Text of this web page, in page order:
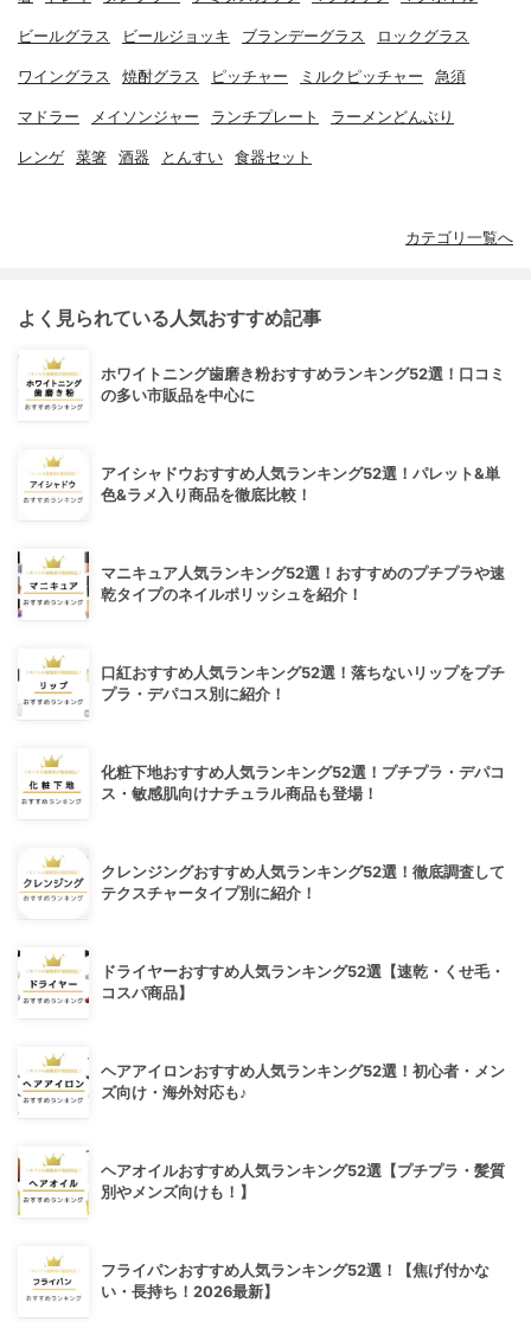
ビールグラス ビールジョッキ ブランデーグラス ロックグラス
ワイングラス 焼酎グラス ピッチャー ミルクピッチャー 急須
マドラー メイソンジャー ランチプレート ラーメンどんぶり
レンゲ 菜箸 酒器 とんすい 食器セット
カテゴリ一覧へ
よく見られている人気おすすめ記事
ホワイトニング歯磨き粉おすすめランキング52選！口コミ
の多い市販品を中心に
アイシャドウおすすめ人気ランキング52選！パレット&単
色&ラメ入り商品を徹底比較！
マニキュア人気ランキング52選！おすすめのプチプラや速
乾タイプのネイルポリッシュを紹介！
口紅おすすめ人気ランキング52選！落ちないリップをプチ
プラ・デパコス別に紹介！
化粧下地おすすめ人気ランキング52選！プチプラ・デパコ
ス・敏感肌向けナチュラル商品も登場！
クレンジングおすすめ人気ランキング52選！徹底調査して
テクスチャータイプ別に紹介！
ドライヤーおすすめ人気ランキング52選【速乾・くせ毛・
コスパ商品】
ヘアアイロンおすすめ人気ランキング52選！初心者・メン
ズ向け・海外対応も♪
ヘアオイルおすすめ人気ランキング52選【プチプラ・髪質
別やメンズ向けも！】
フライパンおすすめ人気ランキング52選！【焦げ付かな
い・長持ち！2026最新】